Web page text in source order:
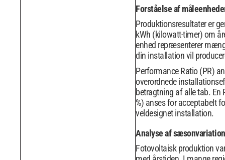
Forståelse af
Produktionsresultater er
kWh (kilowatt-timer) om
enhed repræsenterer
din installation vil
Performance Ratio (PR)
overordnede
betragtning af alle tab. En
%) anses for acceptabelt
veldesignet installation.
Analyse af
Fotovoltaisk produktion